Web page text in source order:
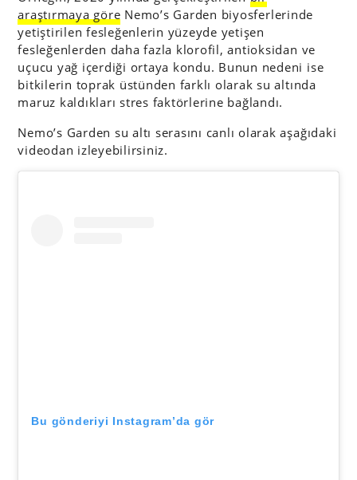
araştırmaya göre Nemo’s Garden biyosferlerinde
yetiştirilen fesleğenlerin yüzeyde yetişen
fesleğenlerden daha fazla klorofil, antioksidan ve
uçucu yağ içerdiği ortaya kondu. Bunun nedeni ise
bitkilerin toprak üstünden farklı olarak su altında
maruz kaldıkları stres faktörlerine bağlandı.
Nemo’s Garden su altı serasını canlı olarak aşağıdaki
videodan izleyebilirsiniz.
Bu gönderiyi Instagram’da gör